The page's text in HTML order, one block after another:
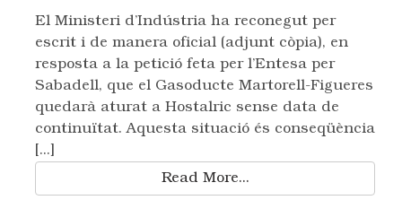
El Ministeri d’Indústria ha reconegut per
escrit i de manera oficial (adjunt còpia), en
resposta a la petició feta per l’Entesa per
Sabadell, que el Gasoducte Martorell-Figueres
quedarà aturat a Hostalric sense data de
continuïtat. Aquesta situació és conseqüència
[...]
Read More...